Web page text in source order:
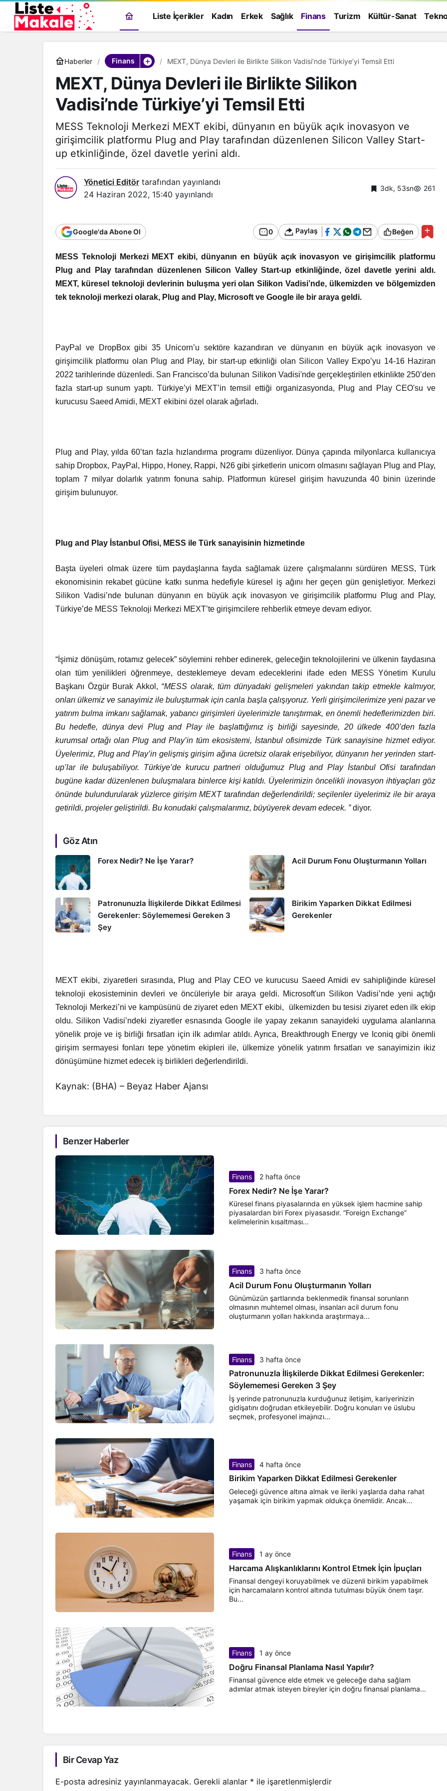
Liste İçerikler Kadın Erkek Sağlık Finans Turizm Kültür-Sanat
Haberler Finans MEXT, Dünya Devleri ile Birlikte Silikon Vadisi’nde Türkiye’yi Temsil Etti
MEXT, Dünya Devleri ile Birlikte Silikon
Vadisi’nde Türkiye’yi Temsil Etti
MESS Teknoloji Merkezi MEXT ekibi, dünyanın en büyük açık inovasyon ve
girişimcilik platformu Plug and Play tarafından düzenlenen Silicon Valley Start-
up etkinliğinde, özel davetle yerini aldı.
Yönetici Editör tarafından yayınlandı
24 Haziran 2022, 15:40 yayınlandı
3dk, 53sn 261
Google'da Abone Ol 0 Paylaş Beğen
MESS Teknoloji Merkezi MEXT ekibi, dünyanın en büyük açık inovasyon ve girişimcilik platformu
Plug and Play tarafından düzenlenen Silicon Valley Start-up etkinliğinde, özel davetle yerini aldı.
MEXT, küresel teknoloji devlerinin buluşma yeri olan Silikon Vadisi’nde, ülkemizden ve bölgemizden
tek teknoloji merkezi olarak, Plug and Play, Microsoft ve Google ile bir araya geldi.
PayPal ve DropBox gibi 35 Unicorn’u sektöre kazandıran ve dünyanın en büyük açık inovasyon ve
girişimcilik platformu olan Plug and Play, bir start-up etkinliği olan Silicon Valley Expo’yu 14-16 Haziran
2022 tarihlerinde düzenledi. San Francisco’da bulunan Silikon Vadisi'nde gerçekleştirilen etkinlikte 250’den
fazla start-up sunum yaptı. Türkiye’yi MEXT’in temsil ettiği organizasyonda, Plug and Play CEO'su ve
kurucusu Saeed Amidi, MEXT ekibini özel olarak ağırladı.
Plug and Play, yılda 60’tan fazla hızlandırma programı düzenliyor. Dünya çapında milyonlarca kullanıcıya
sahip Dropbox, PayPal, Hippo, Honey, Rappi, N26 gibi şirketlerin unicorn olmasını sağlayan Plug and Play,
toplam 7 milyar dolarlık yatırım fonuna sahip. Platformun küresel girişim havuzunda 40 binin üzerinde
girişim bulunuyor.
Plug and Play İstanbul Ofisi, MESS ile Türk sanayisinin hizmetinde
Başta üyeleri olmak üzere tüm paydaşlarına fayda sağlamak üzere çalışmalarını sürdüren MESS, Türk
ekonomisinin rekabet gücüne katkı sunma hedefiyle küresel iş ağını her geçen gün genişletiyor. Merkezi
Silikon Vadisi’nde bulunan dünyanın en büyük açık inovasyon ve girişimcilik platformu Plug and Play,
Türkiye’de MESS Teknoloji Merkezi MEXT’te girişimcilere rehberlik etmeye devam ediyor.
“İşimiz dönüşüm, rotamız gelecek” söylemini rehber edinerek, geleceğin teknolojilerini ve ülkenin faydasına
olan tüm yenilikleri öğrenmeye, desteklemeye devam edeceklerini ifade eden MESS Yönetim Kurulu
Başkanı Özgür Burak Akkol, “MESS olarak, tüm dünyadaki gelişmeleri yakından takip etmekle kalmıyor,
onları ülkemiz ve sanayimiz ile buluşturmak için canla başla çalışıyoruz. Yerli girişimcilerimize yeni pazar ve
yatırım bulma imkanı sağlamak, yabancı girişimleri üyelerimizle tanıştırmak, en önemli hedeflerimizden biri.
Bu hedefle, dünya devi Plug and Play ile başlattığımız iş birliği sayesinde, 20 ülkede 400’den fazla
kurumsal ortağı olan Plug and Play’in tüm ekosistemi, İstanbul ofisimizde Türk sanayisine hizmet ediyor.
Üyelerimiz, Plug and Play’in gelişmiş girişim ağına ücretsiz olarak erişebiliyor, dünyanın her yerinden start-
up’lar ile buluşabiliyor. Türkiye’de kurucu partneri olduğumuz Plug and Play İstanbul Ofisi tarafından
bugüne kadar düzenlenen buluşmalara binlerce kişi katıldı. Üyelerimizin öncelikli inovasyon ihtiyaçları göz
önünde bulundurularak yüzlerce girişim MEXT tarafından değerlendirildi; seçilenler üyelerimiz ile bir araya
getirildi, projeler geliştirildi. Bu konudaki çalışmalarımız, büyüyerek devam edecek. ”diyor.
Göz Atın
Forex Nedir? Ne İşe Yarar? Acil Durum Fonu Oluşturmanın Yolları
Patronunuzla İlişkilerde Dikkat Edilmesi
Gerekenler: Söylememesi Gereken 3
Şey
Birikim Yaparken Dikkat Edilmesi
Gerekenler
MEXT ekibi, ziyaretleri sırasında, Plug and Play CEO ve kurucusu Saeed Amidi ev sahipliğinde küresel
teknoloji ekosisteminin devleri ve öncüleriyle bir araya geldi. Microsoft'un Silikon Vadisi’nde yeni açtığı
Teknoloji Merkezi’ni ve kampüsünü de ziyaret eden MEXT ekibi, ülkemizden bu tesisi ziyaret eden ilk ekip
oldu. Silikon Vadisi’ndeki ziyaretler esnasında Google ile yapay zekanın sanayideki uygulama alanlarına
yönelik proje ve iş birliği fırsatları için ilk adımlar atıldı. Ayrıca, Breakthrough Energy ve Iconiq gibi önemli
girişim sermayesi fonları tepe yönetim ekipleri ile, ülkemize yönelik yatırım fırsatları ve sanayimizin ikiz
dönüşümüne hizmet edecek iş birlikleri değerlendirildi.
Kaynak: (BHA) – Beyaz Haber Ajansı
Benzer Haberler
Finans 2 hafta önce
Forex Nedir? Ne İşe Yarar?
Küresel finans piyasalarında en yüksek işlem hacmine sahip
piyasalardan biri Forex piyasasıdır. “Foreign Exchange”
kelimelerinin kısaltması...
Finans 3 hafta önce
Acil Durum Fonu Oluşturmanın Yolları
Günümüzün şartlarında beklenmedik finansal sorunların
olmasının muhtemel olması, insanları acil durum fonu
oluşturmanın yolları hakkında araştırmaya...
Finans 3 hafta önce
Patronunuzla İlişkilerde Dikkat Edilmesi Gerekenler:
Söylememesi Gereken 3 Şey
İş yerinde patronunuzla kurduğunuz iletişim, kariyerinizin
gidişatını doğrudan etkileyebilir. Doğru konuları ve üslubu
seçmek, profesyonel imajınızı...
Finans 4 hafta önce
Birikim Yaparken Dikkat Edilmesi Gerekenler
Geleceği güvence altına almak ve ileriki yaşlarda daha rahat
yaşamak için birikim yapmak oldukça önemlidir. Ancak...
Finans 1 ay önce
Harcama Alışkanlıklarını Kontrol Etmek İçin İpuçları
Finansal dengeyi koruyabilmek ve düzenli birikim yapabilmek
için harcamaların kontrol altında tutulması büyük önem taşır.
Bu...
Finans 1 ay önce
Doğru Finansal Planlama Nasıl Yapılır?
Finansal güvence elde etmek ve geleceğe daha sağlam
adımlar atmak isteyen bireyler için doğru finansal planlama...
Bir Cevap Yaz
E-posta adresiniz yayınlanmayacak. Gerekli alanlar * ile işaretlenmişlerdir
Bir Erkek Bir Kadına Ne
Genel
Haber Türleri